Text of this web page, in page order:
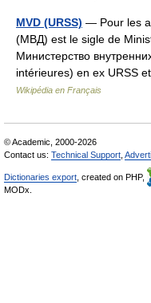
MVD (URSS) — Pour les
(МВД) est le sigle de
Министерство
intérieures) en ex URSS
Wikipédia en Français
© Academic, 2000-2026
Contact us: Technical Support
Dictionaries export , created on PHP,
MODx.